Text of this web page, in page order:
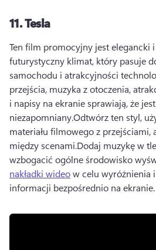
11.Tesla
Ten film promocyjny jest elegancki
futurystyczny klimat, który pasuje
samochodu i atrakcyjności
przejścia, muzyka z otoczenia,
i napisy na ekranie sprawiają, że jest
niezapomniany.Odtwórz ten styl,
materiału filmowego z przejściami,
między scenami.Dodaj muzykę w
wzbogacić ogólne środowisko
nakładki wideo w celu wyróżnienia
informacji bezpośrednio na ekranie.